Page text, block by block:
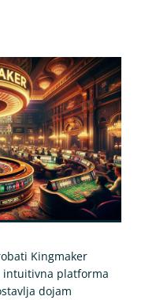
Kingmaker
intuitivna platforma
dojam